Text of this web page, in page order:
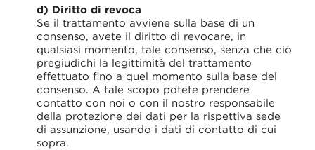
d) Diritto di revoca
Se il trattamento avviene sulla base di un
consenso, avete il diritto di revocare, in
qualsiasi momento, tale consenso, senza che ciò
pregiudichi la legittimità del trattamento
effettuato fino a quel momento sulla base del
consenso. A tale scopo potete prendere
contatto con noi o con il nostro responsabile
della protezione dei dati per la rispettiva sede
di assunzione, usando i dati di contatto di cui
sopra.